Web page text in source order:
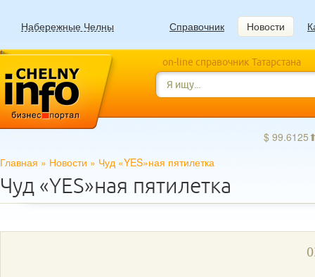
Набережные Челны Справочник Новости
on-line справочник Татарстана
$
Главная » Новости » Чуд «YES»ная пятилетка
Чуд «YES»ная пятилетка